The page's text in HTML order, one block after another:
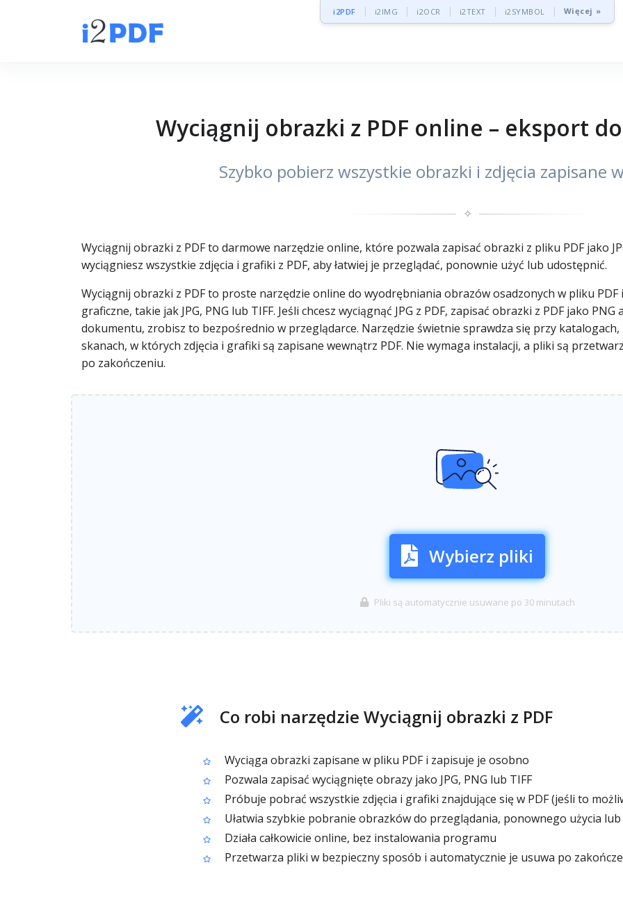
i2PDF i2IMG i2OCR i2TEXT i2SYMBOL Więcej »
Wyciągnij obrazki z PDF online – eksport do
Szybko pobierz wszystkie obrazki i zdjęcia zapisane
✧
Wyciągnij obrazki z PDF to darmowe narzędzie online, które pozwala zapisać obrazki z pliku PDF jako
wyciągniesz wszystkie zdjęcia i grafiki z PDF, aby łatwiej je przeglądać, ponownie użyć lub udostępnić.
Wyciągnij obrazki z PDF to proste narzędzie online do wyodrębniania obrazów osadzonych w pliku
graficzne, takie jak JPG, PNG lub TIFF. Jeśli chcesz wyciągnąć JPG z PDF, zapisać obrazki z PDF jako
dokumentu, zrobisz to bezpośrednio w przeglądarce. Narzędzie świetnie sprawdza się przy
skanach, w których zdjęcia i grafiki są zapisane wewnątrz PDF. Nie wymaga instalacji, a pliki są
po zakończeniu.
Wybierz pliki
Pliki są automatycznie usuwane po 30 minutach
Co robi narzędzie Wyciągnij obrazki z PDF
Wyciąga obrazki zapisane w pliku PDF i zapisuje je osobno
Pozwala zapisać wyciągnięte obrazy jako JPG, PNG lub TIFF
Próbuje pobrać wszystkie zdjęcia i grafiki znajdujące się w PDF (jeśli to
Ułatwia szybkie pobranie obrazków do przeglądania, ponownego użycia
Działa całkowicie online, bez instalowania programu
Przetwarza pliki w bezpieczny sposób i automatycznie je usuwa po